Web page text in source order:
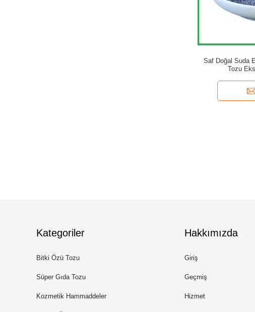
Saf Doğal Suda
Tozu
Kategoriler
Bitki Özü Tozu
Süper Gıda Tozu
Kozmetik Hammaddeler
Hakkımızda
Giriş
Geçmiş
Hizmet